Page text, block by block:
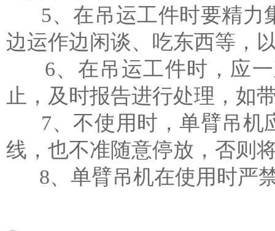
5、在吊运工件时要精力
边运作边闲谈、吃东西等，
6、在吊运工件时，应一
止，及时报告进行处理，如
7、不使用时，单臂吊机
线，也不准随意停放，否则
8、单臂吊机在使用时严